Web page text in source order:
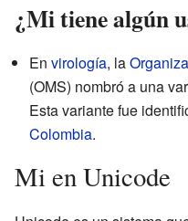
¿Mi tiene algún
En virología, la
(OMS) nombró a una
Esta variante fue
Colombia.
Mi en Unicode